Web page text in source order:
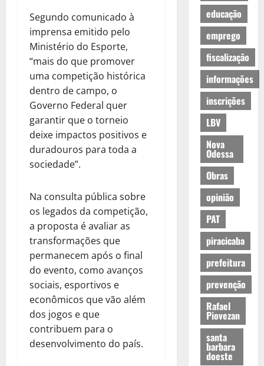
Segundo comunicado à
imprensa emitido pelo
Ministério do Esporte,
“mais do que promover
uma competição histórica
dentro de campo, o
Governo Federal quer
garantir que o torneio
deixe impactos positivos e
duradouros para toda a
sociedade”.
Na consulta pública sobre
os legados da competição,
a proposta é avaliar as
transformações que
permanecem após o final
do evento, como avanços
sociais, esportivos e
econômicos que vão além
dos jogos e que
contribuem para o
desenvolvimento do país.
educação
emprego
fiscalização
informações
inscrições
LBV
Nova
Odessa
Obras
opinião
PAT
piracicaba
prefeitura
prevenção
Rafael
Piovezan
santa
barbara
doeste